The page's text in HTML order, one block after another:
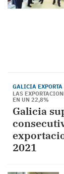
GALICIA EXPORTA
LAS
EN UN 22,8%
Galicia
2021